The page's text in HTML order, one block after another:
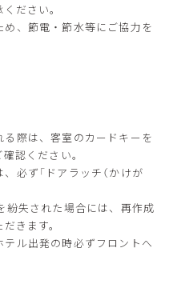
ださい。
、節電・節水等にご協力を
際は、客室のカードキーを
認ください。
必ず「ドアラッチ（かけが
紛失された場合には、再作成
きます。
ル出発の時必ずフロントへ